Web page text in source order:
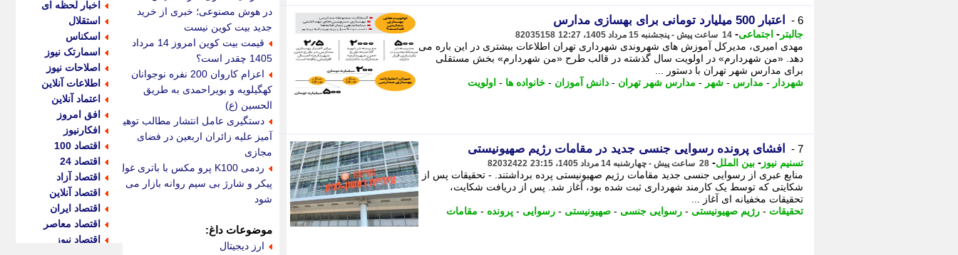
6 - اعتبار 500 میلیارد تومانی برای بهسازی مدارس
جالبتر - اجتماعی- 14 ساعت پیش - پنجشنبه 15 مرداد 1405، 12:27 82035158
مهدی امیری، مدیرکل آموزش های شهروندی شهرداری تهران اطلاعات بیشتری در این باره می
دهد. «من شهردارم» در اولویت سال گذشته در قالب طرح «من شهردارم» بخش مستقلی
برای مدارس شهر تهران با دستور ...
شهردار - مدارس - شهر - مدارس شهر تهران - دانش آموزان - خانواده ها - اولویت
7 - افشای پرونده رسوایی جنسی جدید در مقامات رژیم صهیونیستی
تسنیم نیوز - بین الملل- 28 ساعت پیش - چهارشنبه 14 مرداد 1405، 23:15 82032422
منابع عبری از رسوایی جنسی جدید مقامات رژیم صهیونیستی پرده برداشتند. - تحقیقات پس از
شکایتی که توسط یک کارمند شهرداری ثبت شده بود، آغاز شد. پس از دریافت شکایت،
تحقیقات مخفیانه ای آغاز ...
تحقیقات - رژیم صهیونیستی - رسوایی جنسی - صهیونیستی - رسوایی - پرونده - مقامات
در هوش مصنوعی؛ خبری از خرید
جدید بیت کوین نیست
قیمت بیت کوین امروز 14 مرداد
1405 چقدر است؟
اعزام کاروان 200 نفره نوجوانان
کهگیلویه و بویراحمدی به طریق
الحسین (ع)
دستگیری عامل انتشار مطالب توهین
آمیز علیه زائران اربعین در فضای
مجازی
ردمی K100 پرو مکس با باتری غول
پیکر و شارژ بی سیم روانه بازار می
شود
موضوعات داغ:
ارز دیجیتال
اخبار لحظه ای
استقلال
اسکناس
اسمارتک نیوز
اصلاحات نیوز
اطلاعات آنلاین
اعتماد آنلاین
افق امروز
افکارنیوز
اقتصاد 100
اقتصاد 24
اقتصاد آزاد
اقتصاد آنلاین
اقتصاد ایران
اقتصاد معاصر
اقتصاد نیوز